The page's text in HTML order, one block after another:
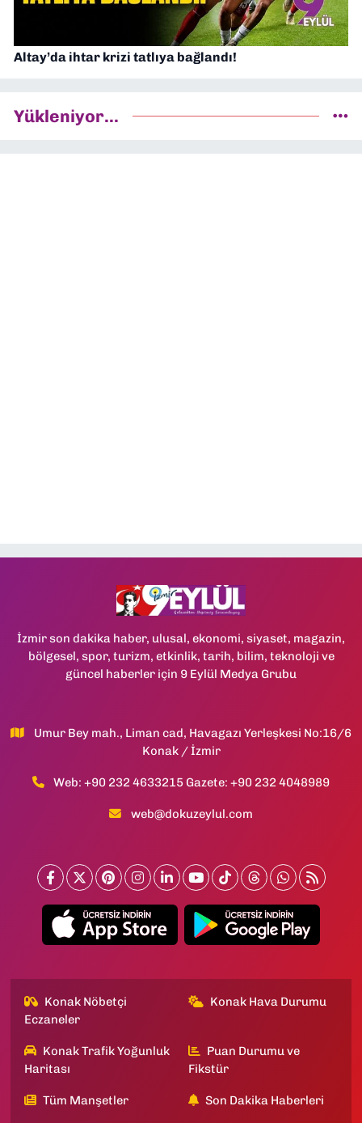
Altay’da ihtar krizi tatlıya bağlandı!
Yükleniyor...
İzmir son dakika haber, ulusal, ekonomi, siyaset, magazin,
bölgesel, spor, turizm, etkinlik, tarih, bilim, teknoloji ve
güncel haberler için 9 Eylül Medya Grubu
Umur Bey mah., Liman cad, Havagazı Yerleşkesi No:16/6
Konak / İzmir
Web: +90 232 4633215 Gazete: +90 232 4048989
web@dokuzeylul.com
Konak Nöbetçi
Eczaneler
Konak Hava Durumu
Konak Trafik Yoğunluk
Haritası
Puan Durumu ve
Fikstür
Tüm Manşetler Son Dakika Haberleri